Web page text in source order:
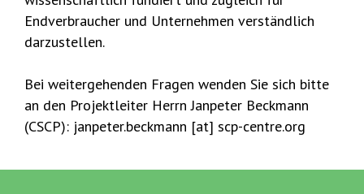
Endverbraucher und Unternehmen verständlich
darzustellen.
Bei weitergehenden Fragen wenden Sie sich bitte
an den Projektleiter Herrn Janpeter Beckmann
(CSCP): janpeter.beckmann [at] scp-centre.org